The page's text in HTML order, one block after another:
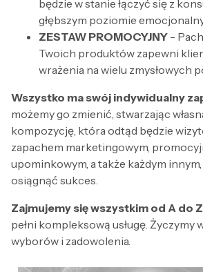
będzie w stanie łączyć się z
głębszym poziomie
ZESTAW PROMOCYJNY -
Twoich produktów zapewni
wrażenia na wielu zmysłowych
Wszystko ma swój indywidualny
możemy go zmienić, stwarzając
kompozycję, która odtąd będzie
zapachem marketingowym,
upominkowym, a także każdym
osiągnąć sukces.
Zajmujemy się wszystkim od A do
pełni kompleksową usługę. Życzymy
wyborów i zadowolenia.